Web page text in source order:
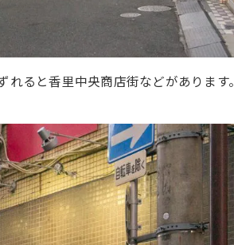
ると香里中央商店街などがあります。